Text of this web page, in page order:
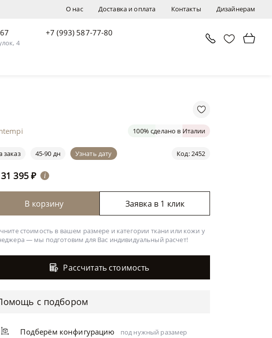
О нас Доставка и оплата Контакты Дизайнерам
4
+7 (993) 587-77-80
100% сделано в Италии
Код: 2452
заказ 45-90 дн Узнать дату
31 395 ₽ i
В корзину Заявка в 1 клик
стоимость в вашем размере и категории ткани или кожи у
— мы подготовим для Вас индивидуальный расчет!
Рассчитать стоимость
с подбором
Подберём конфигурацию под нужный разамер